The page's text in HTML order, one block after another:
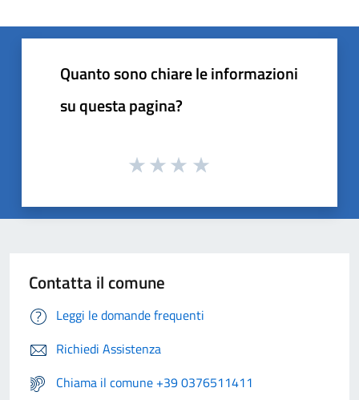
Quanto sono chiare le informazioni
su questa pagina?
Contatta il comune
Leggi le domande frequenti
Richiedi Assistenza
Chiama il comune +39 0376511411